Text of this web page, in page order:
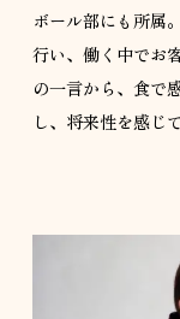
ボール部にも所属
行い、働く中でお
の一言から、食で
し、将来性を感じ